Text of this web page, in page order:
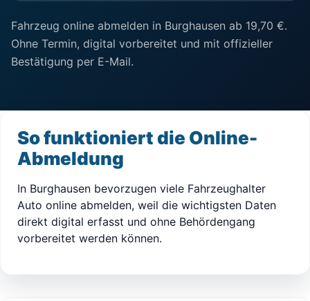
Fahrzeug online abmelden in Burghausen ab 19,70 €.
Ohne Termin, digital vorbereitet und mit offizieller
Bestätigung per E-Mail.
So funktioniert die Online-
Abmeldung
In Burghausen bevorzugen viele Fahrzeughalter
Auto online abmelden, weil die wichtigsten Daten
direkt digital erfasst und ohne Behördengang
vorbereitet werden können.